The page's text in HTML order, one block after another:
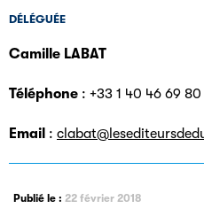
DÉLÉGUÉE
Camille LABAT
Téléphone : +33 1 40 46 69
Email :
Publié le : 22 février 2018
informé de l'actualité de la
Livremploi
La plateforme LivrEmploi